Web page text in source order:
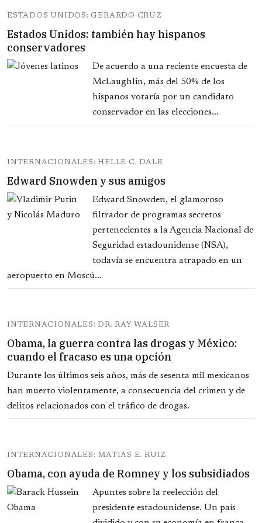
ESTADOS UNIDOS: GERARDO CRUZ
Estados Unidos: también hay hispanos
conservadores
De acuerdo a una reciente encuesta de
McLaughlin, más del 50% de los
hispanos votaría por un candidato
conservador en las elecciones...
INTERNACIONALES: HELLE C. DALE
Edward Snowden y sus amigos
Edward Snowden, el glamoroso
filtrador de programas secretos
pertenecientes a la Agencia Nacional de
Seguridad estadounidense (NSA),
todavía se encuentra atrapado en un
aeropuerto en Moscú...
INTERNACIONALES: DR. RAY WALSER
Obama, la guerra contra las drogas y México:
cuando el fracaso es una opción
Durante los últimos seis años, más de sesenta mil mexicanos
han muerto violentamente, a consecuencia del crimen y de
delitos relacionados con el tráfico de drogas.
INTERNACIONALES: MATIAS E. RUIZ
Obama, con ayuda de Romney y los subsidiados
Apuntes sobre la reelección del
presidente estadounidense. Un país